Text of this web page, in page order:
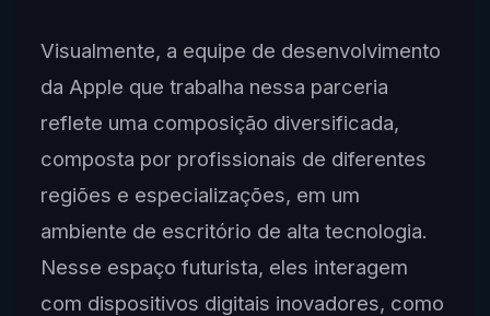
Visualmente, a equipe de desenvolvimento
da Apple que trabalha nessa parceria
reflete uma composição diversificada,
composta por profissionais de diferentes
regiões e especializações, em um
ambiente de escritório de alta tecnologia.
Nesse espaço futurista, eles interagem
com dispositivos digitais inovadores, como